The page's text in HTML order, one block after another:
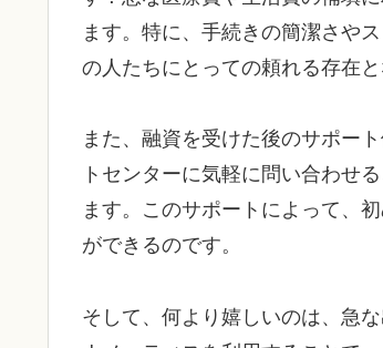
ます。特に、手続きの簡潔さや
の人たちにとっての頼れる存在と
また、融資を受けた後のサポー
トセンターに気軽に問い合わせ
ます。このサポートによって、
ができるのです。
そして、何より嬉しいのは、急